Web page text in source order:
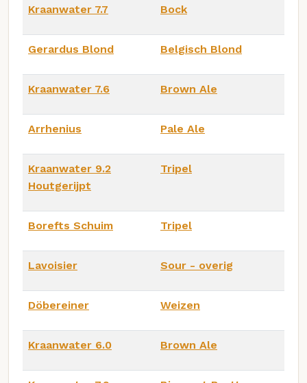
Kraanwater 7.7 Bock
Gerardus Blond Belgisch Blond
Kraanwater 7.6 Brown Ale
Arrhenius Pale Ale
Kraanwater 9.2
Houtgerijpt
Tripel
Borefts Schuim Tripel
Lavoisier Sour - overig
Döbereiner Weizen
Kraanwater 6.0 Brown Ale